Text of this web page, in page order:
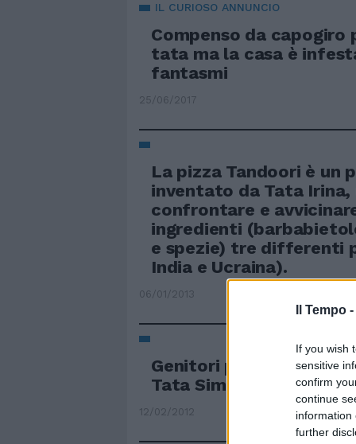
Il Tempo -
If you wish
sensitive
confirm
continue
information
further
IL CURIOSO ANNUNCIO
Compenso da capogiro
tata ma la casa è
fantasmi
25/06/2017
La pizza Tandoori è un
inventato da Tata Irina,
confrontare e
ingredienti
e spezie) tre differenti
India e Ucraina).
06/01/2013
Genitori più felici con i
Tata Simona
12/02/2012